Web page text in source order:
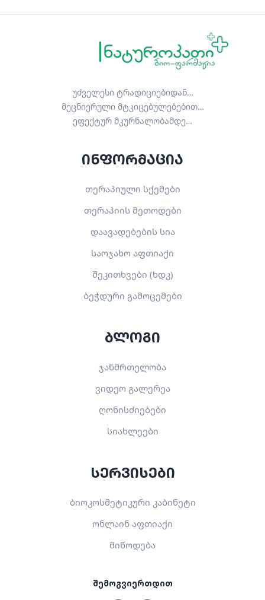
უძველესი ტრადიციებიდან…
მეცნიერული მტკიცებულებებით…
ეფექტურ მკურნალობამდე…
ინფორმაცია
თერაპიული სქემები
თერაპიის მეთოდები
დაავადებების სია
საოჯახო აფთიაქი
შეკითხვები (ხდკ)
ბეჭდური გამოცემები
ბლოგი
ჯანმრთელობა
ვიდეო გალერეა
ღონისძიებები
სიახლეები
სერვისები
ბიოკოსმეტიკური კაბინეტი
ონლაინ აფთიაქი
მიწოდება
შემოგვიერთდით